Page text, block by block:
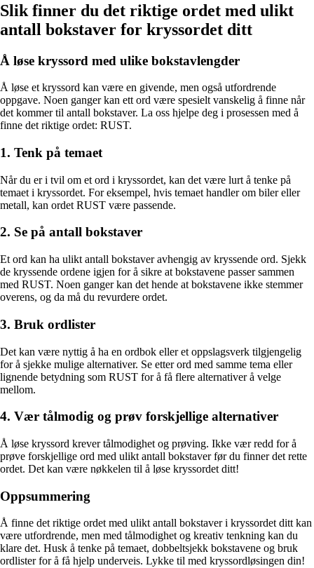
Slik finner du det riktige ordet med ulikt
antall bokstaver for kryssordet ditt
Å løse kryssord med ulike bokstavlengder
Å løse et kryssord kan være en givende, men også utfordrende
oppgave. Noen ganger kan ett ord være spesielt vanskelig å finne når
det kommer til antall bokstaver. La oss hjelpe deg i prosessen med å
finne det riktige ordet: RUST.
1. Tenk på temaet
Når du er i tvil om et ord i kryssordet, kan det være lurt å tenke på
temaet i kryssordet. For eksempel, hvis temaet handler om biler eller
metall, kan ordet RUST være passende.
2. Se på antall bokstaver
Et ord kan ha ulikt antall bokstaver avhengig av kryssende ord. Sjekk
de kryssende ordene igjen for å sikre at bokstavene passer sammen
med RUST. Noen ganger kan det hende at bokstavene ikke stemmer
overens, og da må du revurdere ordet.
3. Bruk ordlister
Det kan være nyttig å ha en ordbok eller et oppslagsverk tilgjengelig
for å sjekke mulige alternativer. Se etter ord med samme tema eller
lignende betydning som RUST for å få flere alternativer å velge
mellom.
4. Vær tålmodig og prøv forskjellige alternativer
Å løse kryssord krever tålmodighet og prøving. Ikke vær redd for å
prøve forskjellige ord med ulikt antall bokstaver før du finner det rette
ordet. Det kan være nøkkelen til å løse kryssordet ditt!
Oppsummering
Å finne det riktige ordet med ulikt antall bokstaver i kryssordet ditt kan
være utfordrende, men med tålmodighet og kreativ tenkning kan du
klare det. Husk å tenke på temaet, dobbeltsjekk bokstavene og bruk
ordlister for å få hjelp underveis. Lykke til med kryssordløsingen din!